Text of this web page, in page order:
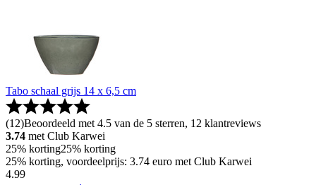
Tabo schaal grijs 14 x 6,5 cm
(12)Beoordeeld met 4.5 van de 5 sterren, 12 klantreviews
3.74 met Club Karwei
25% korting25% korting
25% korting, voordeelprijs: 3.74 euro met Club Karwei
4.99